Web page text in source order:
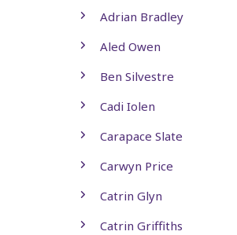
Adrian Bradley
Aled Owen
Ben Silvestre
Cadi Iolen
Carapace Slate
Carwyn Price
Catrin Glyn
Catrin Griffiths